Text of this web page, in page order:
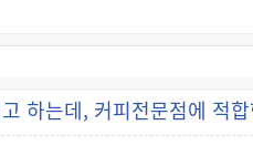
다.하는데, 커피전문점에 적